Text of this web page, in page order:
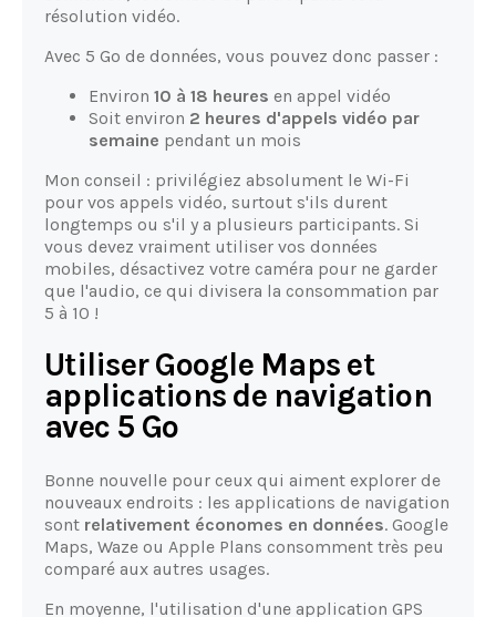
résolution vidéo.
Avec 5 Go de données, vous pouvez donc passer :
Environ 10 à 18 heures en appel vidéo
Soit environ 2 heures d'appels vidéo par
semaine pendant un mois
Mon conseil : privilégiez absolument le Wi-Fi
pour vos appels vidéo, surtout s'ils durent
longtemps ou s'il y a plusieurs participants. Si
vous devez vraiment utiliser vos données
mobiles, désactivez votre caméra pour ne garder
que l'audio, ce qui divisera la consommation par
5 à 10 !
Utiliser Google Maps et
applications de navigation
avec 5 Go
Bonne nouvelle pour ceux qui aiment explorer de
nouveaux endroits : les applications de navigation
sont relativement économes en données. Google
Maps, Waze ou Apple Plans consomment très peu
comparé aux autres usages.
En moyenne, l'utilisation d'une application GPS